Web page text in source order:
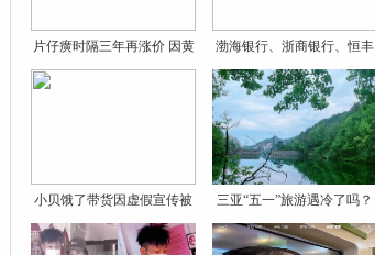
片仔癀时隔三年再涨价 因黄
渤海银行、浙商银行、恒丰
银
小贝饿了带货因虚假宣传被
罚
三亚“五一”旅游遇冷了吗？